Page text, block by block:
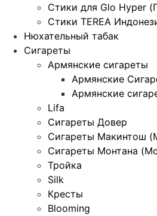
Стики для Glo Hyper
Стики TEREA
Нюхательный табак
Сигареты
Армянские сигареты
Армянские
Армянские
Lifa
Сигареты Довер
Сигареты Макинтош
Сигареты Монтана
Тройка
Silk
Кресты
Blooming